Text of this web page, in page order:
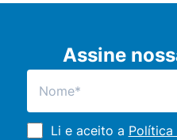
Assine
Li e aceito a Política